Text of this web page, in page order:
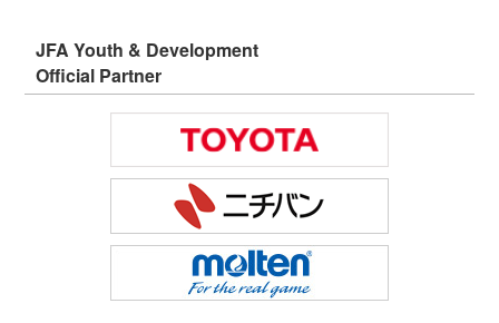
JFA Youth & Development
Official Partner